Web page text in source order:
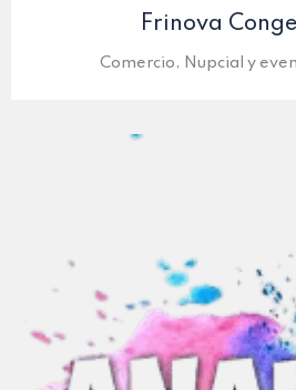
Frinova
Comercio, Nupcial y